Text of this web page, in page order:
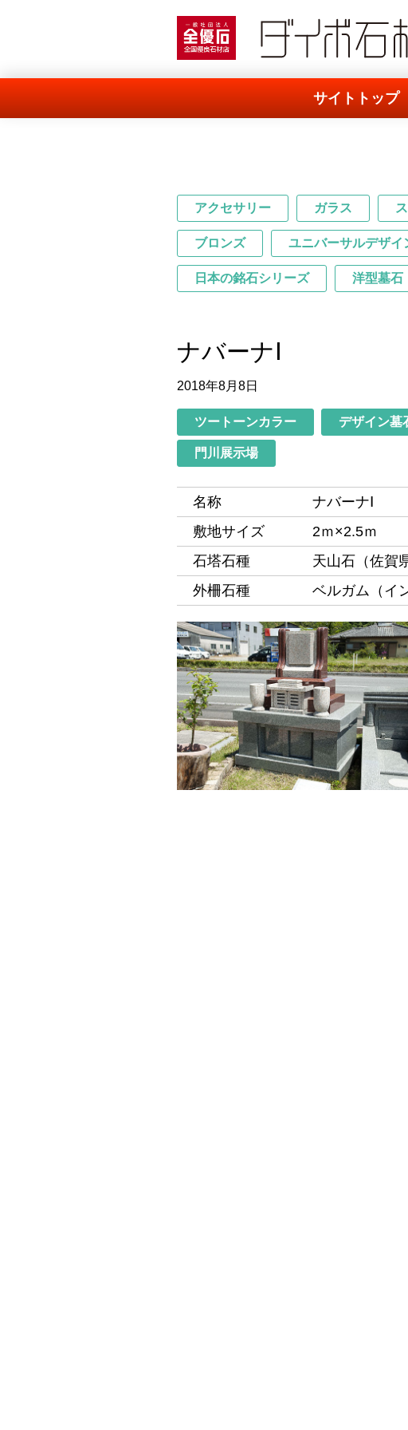
一般社団法人 全優石 全国優良
サイトトップ
アクセサリー ガラス
ブロンズ ユニバーサルデザイ
日本の銘石シリーズ 洋型墓石
ナバーナⅠ
2018年8月8日
ツートーンカラー デザイン墓
門川展示場
名称
ナバーナⅠ
敷地サイズ
2ｍ×2.5ｍ
石塔石種
天山石（佐賀
外柵石種
ベルガム（イ